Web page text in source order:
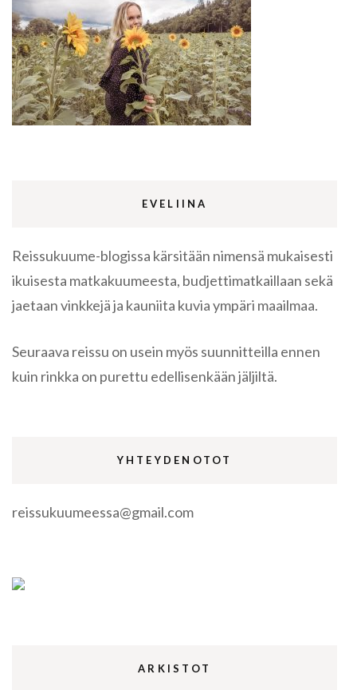
EVELIINA
Reissukuume-blogissa kärsitään nimensä mukaisesti
ikuisesta matkakuumeesta, budjettimatkaillaan sekä
jaetaan vinkkejä ja kauniita kuvia ympäri maailmaa.
Seuraava reissu on usein myös suunnitteilla ennen
kuin rinkka on purettu edellisenkään jäljiltä.
YHTEYDENOTOT
reissukuumeessa@gmail.com
ARKISTOT